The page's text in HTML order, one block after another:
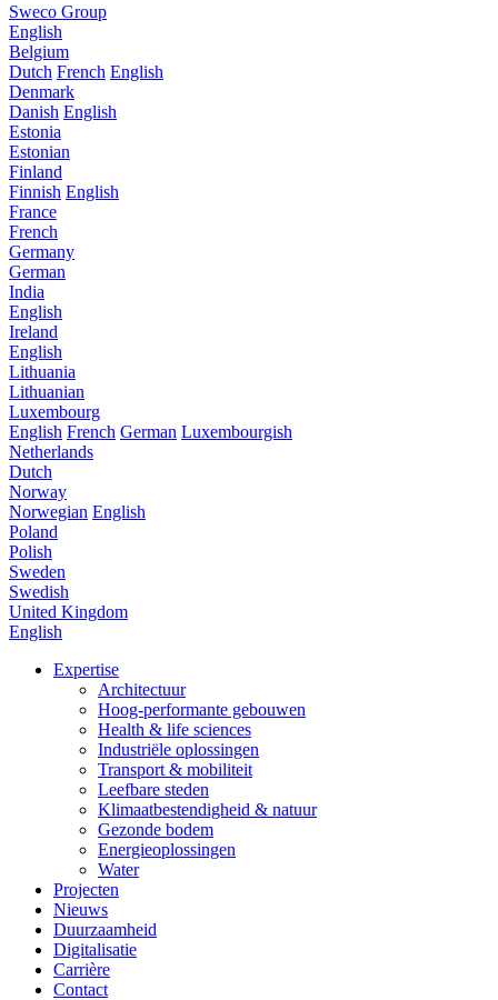
Sweco Group
English
Belgium
Dutch French English
Denmark
Danish English
Estonia
Estonian
Finland
Finnish English
France
French
Germany
German
India
English
Ireland
English
Lithuania
Lithuanian
Luxembourg
English French German Luxembourgish
Netherlands
Dutch
Norway
Norwegian English
Poland
Polish
Sweden
Swedish
United Kingdom
English
Expertise
Architectuur
Hoog-performante gebouwen
Health & life sciences
Industriële oplossingen
Transport & mobiliteit
Leefbare steden
Klimaatbestendigheid & natuur
Gezonde bodem
Energieoplossingen
Water
Projecten
Nieuws
Duurzaamheid
Digitalisatie
Carrière
Contact